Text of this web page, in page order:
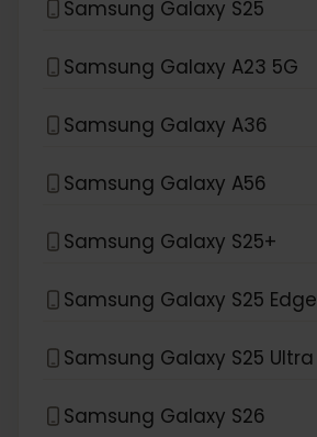
Samsung Galaxy S25
Samsung Galaxy A23 5G
Samsung Galaxy A36
Samsung Galaxy A56
Samsung Galaxy S25+
Samsung Galaxy S25 Edge
Samsung Galaxy S25 Ultra
Samsung Galaxy S26